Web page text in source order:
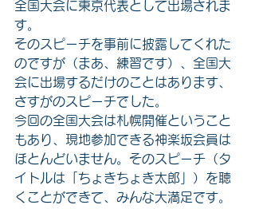
全国大会に東京代表として出場されま
す。
そのスピーチを事前に披露してくれた
のですが（まあ、練習です）、全国大
会に出場するだけのことはあります、
さすがのスピーチでした。
今回の全国大会は札幌開催ということ
もあり、現地参加できる神楽坂会員は
ほとんどいません。そのスピーチ（タ
イトルは「ちょきちょき太郎」）を聴
くことができて、みんな大満足です。